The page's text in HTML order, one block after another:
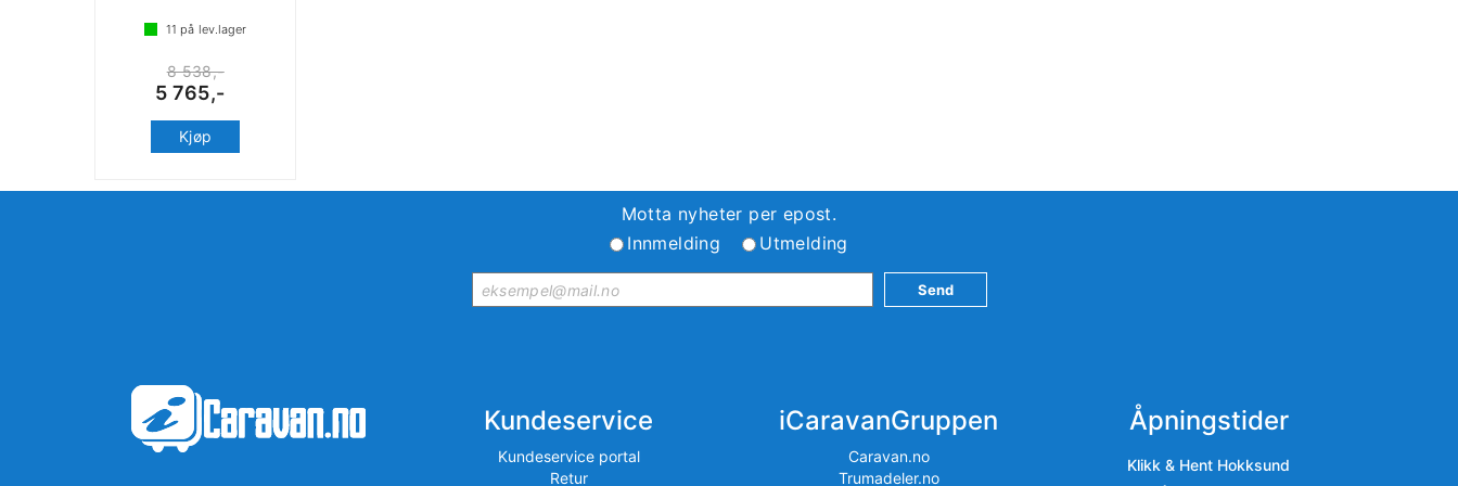
11 på lev.lager
8 538,-
5 765,-
Kjøp
Motta nyheter per epost.
Innmelding
Utmelding
Kundeservice
Kundeservice portal
Retur
iCaravanGruppen
Caravan.no
Trumadeler.no
Åpningstider
Klikk & Hent Hokksund